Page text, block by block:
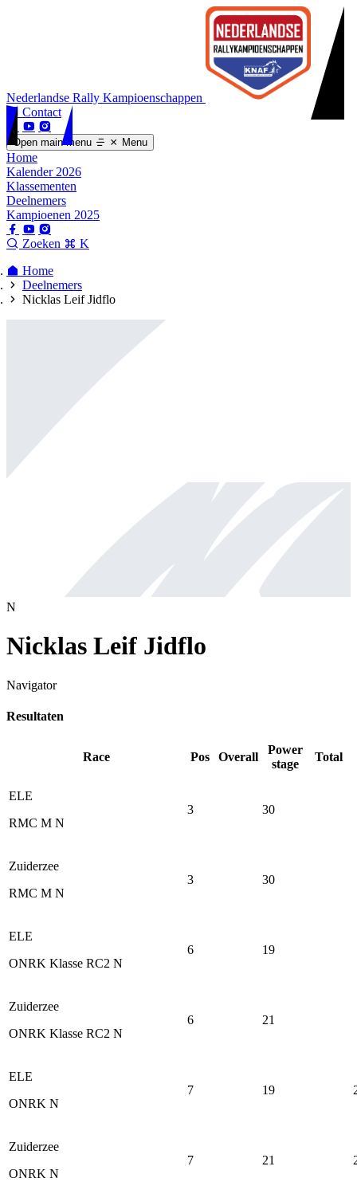
Nederlandse Rally Kampioenschappen
Contact
Open main menu Menu
Home
Kalender 2026
Klassementen
Deelnemers
Kampioenen 2025
Zoeken
K
Home
Deelnemers
Nicklas Leif Jidflo
N
Nicklas Leif Jidflo
Navigator
Resultaten
Race Pos Overall
Power
stage
Total
ELE
RMC M N
3 30
Zuiderzee
RMC M N
3 30
ELE
ONRK Klasse RC2 N
6 19
Zuiderzee
ONRK Klasse RC2 N
6 21
ELE
ONRK N
7 19
Zuiderzee
ONRK N
7 21